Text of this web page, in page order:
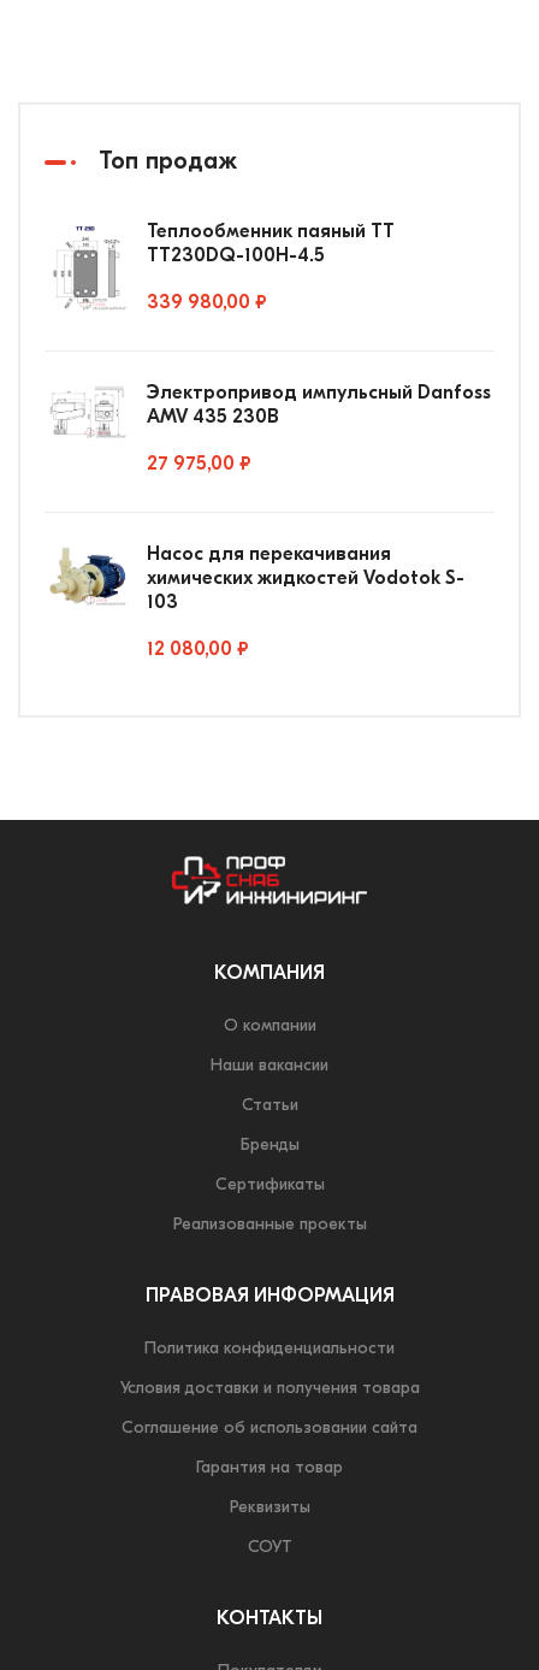
Топ продаж
Теплообменник паяный ТТ
ТТ230DQ-100Н-4.5
339 980,00 ₽
Электропривод импульсный Danfoss
AMV 435 230В
27 975,00 ₽
Насос для перекачивания
химических жидкостей Vodotok S-
103
12 080,00 ₽
КОМПАНИЯ
О компании
Наши вакансии
Статьи
Бренды
Сертификаты
Реализованные проекты
ПРАВОВАЯ ИНФОРМАЦИЯ
Политика конфиденциальности
Условия доставки и получения товара
Соглашение об использовании сайта
Гарантия на товар
Реквизиты
СОУТ
КОНТАКТЫ